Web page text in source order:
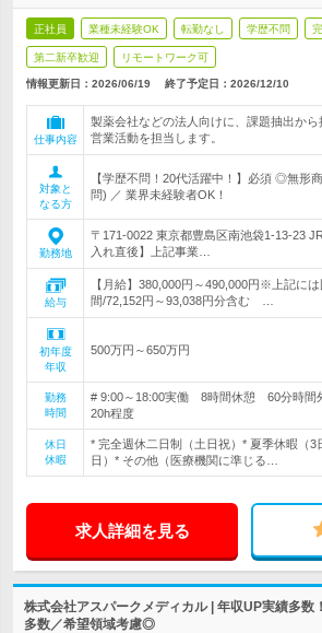
正社員 業種未経験OK 転勤なし 学歴不問
第二新卒歓迎 リモートワーク可
情報更新日：2026/06/19 終了予定日： 2026/12/10
仕事内容
製薬会社などの法人向けに、課題抽出か
営業活動を担当します。
対象と
なる方
【学歴不問！20代活躍中！】必須 ◎無形
問) ／ 業界未経験者OK！
勤務地
〒171-0022 東京都豊島区南池袋1-13-23
入れ直後】上記事業…
給与
【月給】380,000円～490,000円※上記に
間/72,152円～93,038円分含む …
初年度
年収
500万円～650万円
勤務
時間
# 9:00～18:00実働 8時間休憩 60分時間
20h程度
休日
休暇
* 完全週休二日制（土日祝）* 夏季休暇（3
日）* その他（医療機関に準じる…
求人詳細を見る
株式会社アスパークメディカル | 年収UP実績多数
多数／希望領域考慮◎